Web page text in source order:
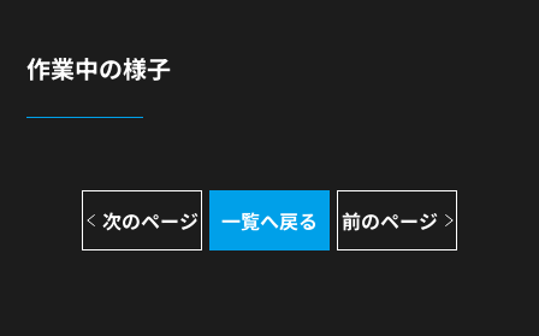
作業中の様子
次のページ 一覧へ戻る 前のページ